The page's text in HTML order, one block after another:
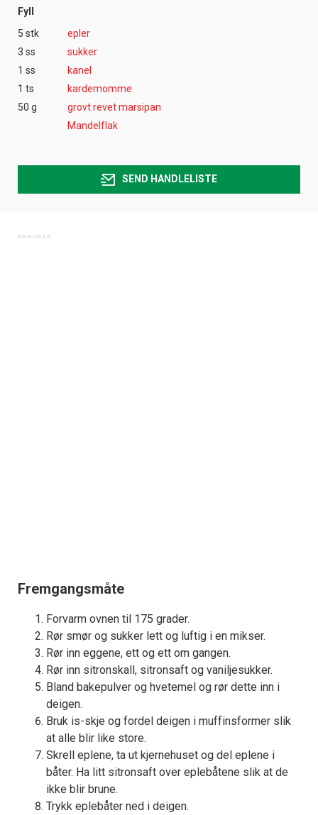
Fyll
5 stk
epler
3 ss
sukker
1 ss
kanel
1 ts
kardemomme
50 g
grovt revet marsipan
Mandelflak
SEND HANDLELISTE
Fremgangsmåte
Forvarm ovnen til 175 grader.
Rør smør og sukker lett og luftig i en mikser.
Rør inn eggene, ett og ett om gangen.
Rør inn sitronskall, sitronsaft og vaniljesukker.
Bland bakepulver og hvetemel og rør dette inn i
deigen.
Bruk is-skje og fordel deigen i muffinsformer slik
at alle blir like store.
Skrell eplene, ta ut kjernehuset og del eplene i
båter. Ha litt sitronsaft over eplebåtene slik at de
ikke blir brune.
Trykk eplebåter ned i deigen.